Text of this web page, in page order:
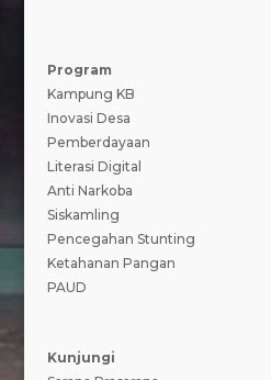
Program
Kampung KB
Inovasi Desa
Pemberdayaan
Literasi Digital
Anti Narkoba
Siskamling
Pencegahan Stunting
Ketahanan Pangan
PAUD
Kunjungi